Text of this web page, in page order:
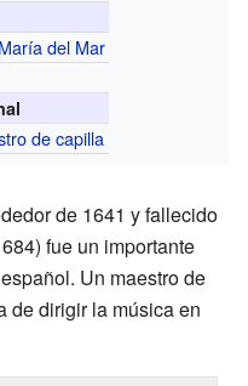
del Mar
de capilla
de 1641 y fallecido
fue un importante
español. Un maestro de
de dirigir la música en